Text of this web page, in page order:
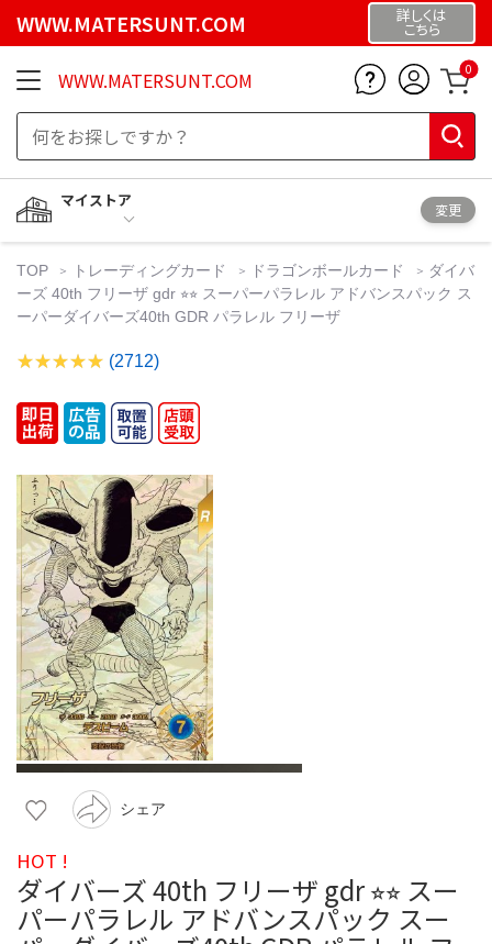
WWW.MATERSUNT.COM 詳しくは
こちら
WWW.MATERSUNT.COM 0
マイストア
変更
TOP トレーディングカード ドラゴンボールカード
ダイバ
ーズ 40th フリーザ gdr ⭐︎⭐︎ スーパーパラレル アドバンスパック ス
ーパーダイバーズ40th GDR パラレル フリーザ
(2712)
シェア
HOT !
ダイバーズ 40th フリーザ gdr ⭐︎⭐︎ スー
パーパラレル アドバンスパック スー